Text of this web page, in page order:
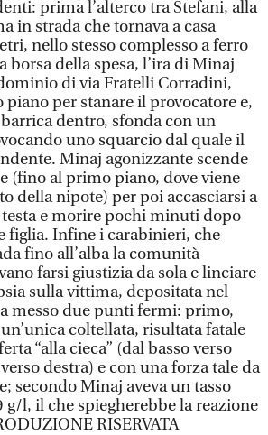
prima l’alterco tra Stefani, alla
in strada che tornava a casa
nello stesso complesso a ferro
borsa della spesa, l’ira di Minaj
di via Fratelli Corradini,
piano per stanare il provocatore e,
dentro, sfonda con un
uno squarcio dal quale il
Minaj agonizzante scende
(fino al primo piano, dove viene
della nipote) per poi accasciarsi a
e morire pochi minuti dopo
figlia. Infine i carabinieri, che
fino all’alba la comunità
farsi giustizia da sola e linciare
sulla vittima, depositata nel
messo due punti fermi: primo,
coltellata, risultata fatale
“alla cieca” (dal basso verso
destra) e con una forza tale da
secondo Minaj aveva un tasso
g/l, il che spiegherebbe la reazione
RISERVATA